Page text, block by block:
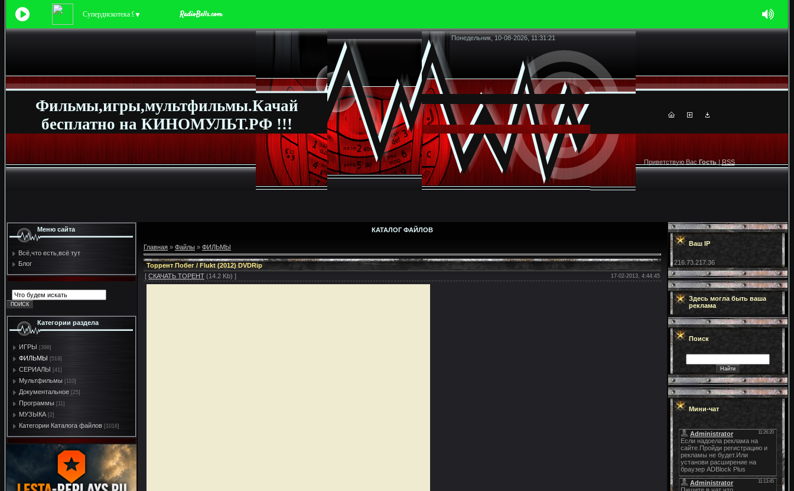
Супердискотека 90-х
▼
Понедельник, 10-08-2026, 11:31:21
Фильмы,игры,мультфильмы.Качай
бесплатно на КИНОМУЛЬТ.РФ !!!
Приветствую Вас Гость| RSS
Меню сайта
Всё,что есть,всё тут
Блог
Категории раздела
ИГРЫ [398]
ФИЛЬМЫ [519]
СЕРИАЛЫ [41]
Мультфильмы [110]
Документальное [25]
Программы [11]
МУЗЫКА [2]
Категории Каталога файлов [1016]
КАТАЛОГ ФАЙЛОВ
Главная » Файлы » ФИЛЬМЫ
Торрент Побег / Flukt (2012) DVDRip
[ СКАЧАТЬ ТОРЕНТ (14.2 Kb) ] 17-02-2013, 4:44:45
Ваш IP
216.73.217.36
Здесь могла быть ваша
реклама
Поиск
Мини-чат